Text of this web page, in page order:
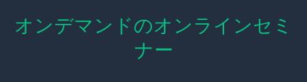
オンデマンドのオンラインセミ
ナー